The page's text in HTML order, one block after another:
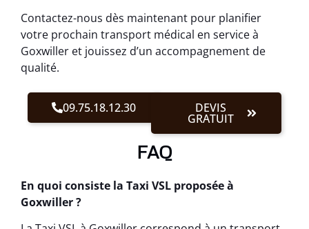
Contactez-nous dès maintenant pour planifier
votre prochain transport médical en service à
Goxwiller et jouissez d’un accompagnement de
qualité.
09.75.18.12.30 DEVIS
GRATUIT
FAQ
En quoi consiste la Taxi VSL proposée à
Goxwiller ?